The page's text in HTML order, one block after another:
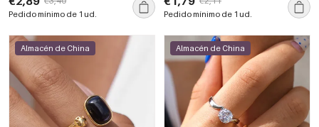
con circonitas color oro.
Pedido mínimo de 1 ud.
de imitación color oro con
circonitas.
Pedido mínimo de 1 ud.
Almacén de China Almacén de China